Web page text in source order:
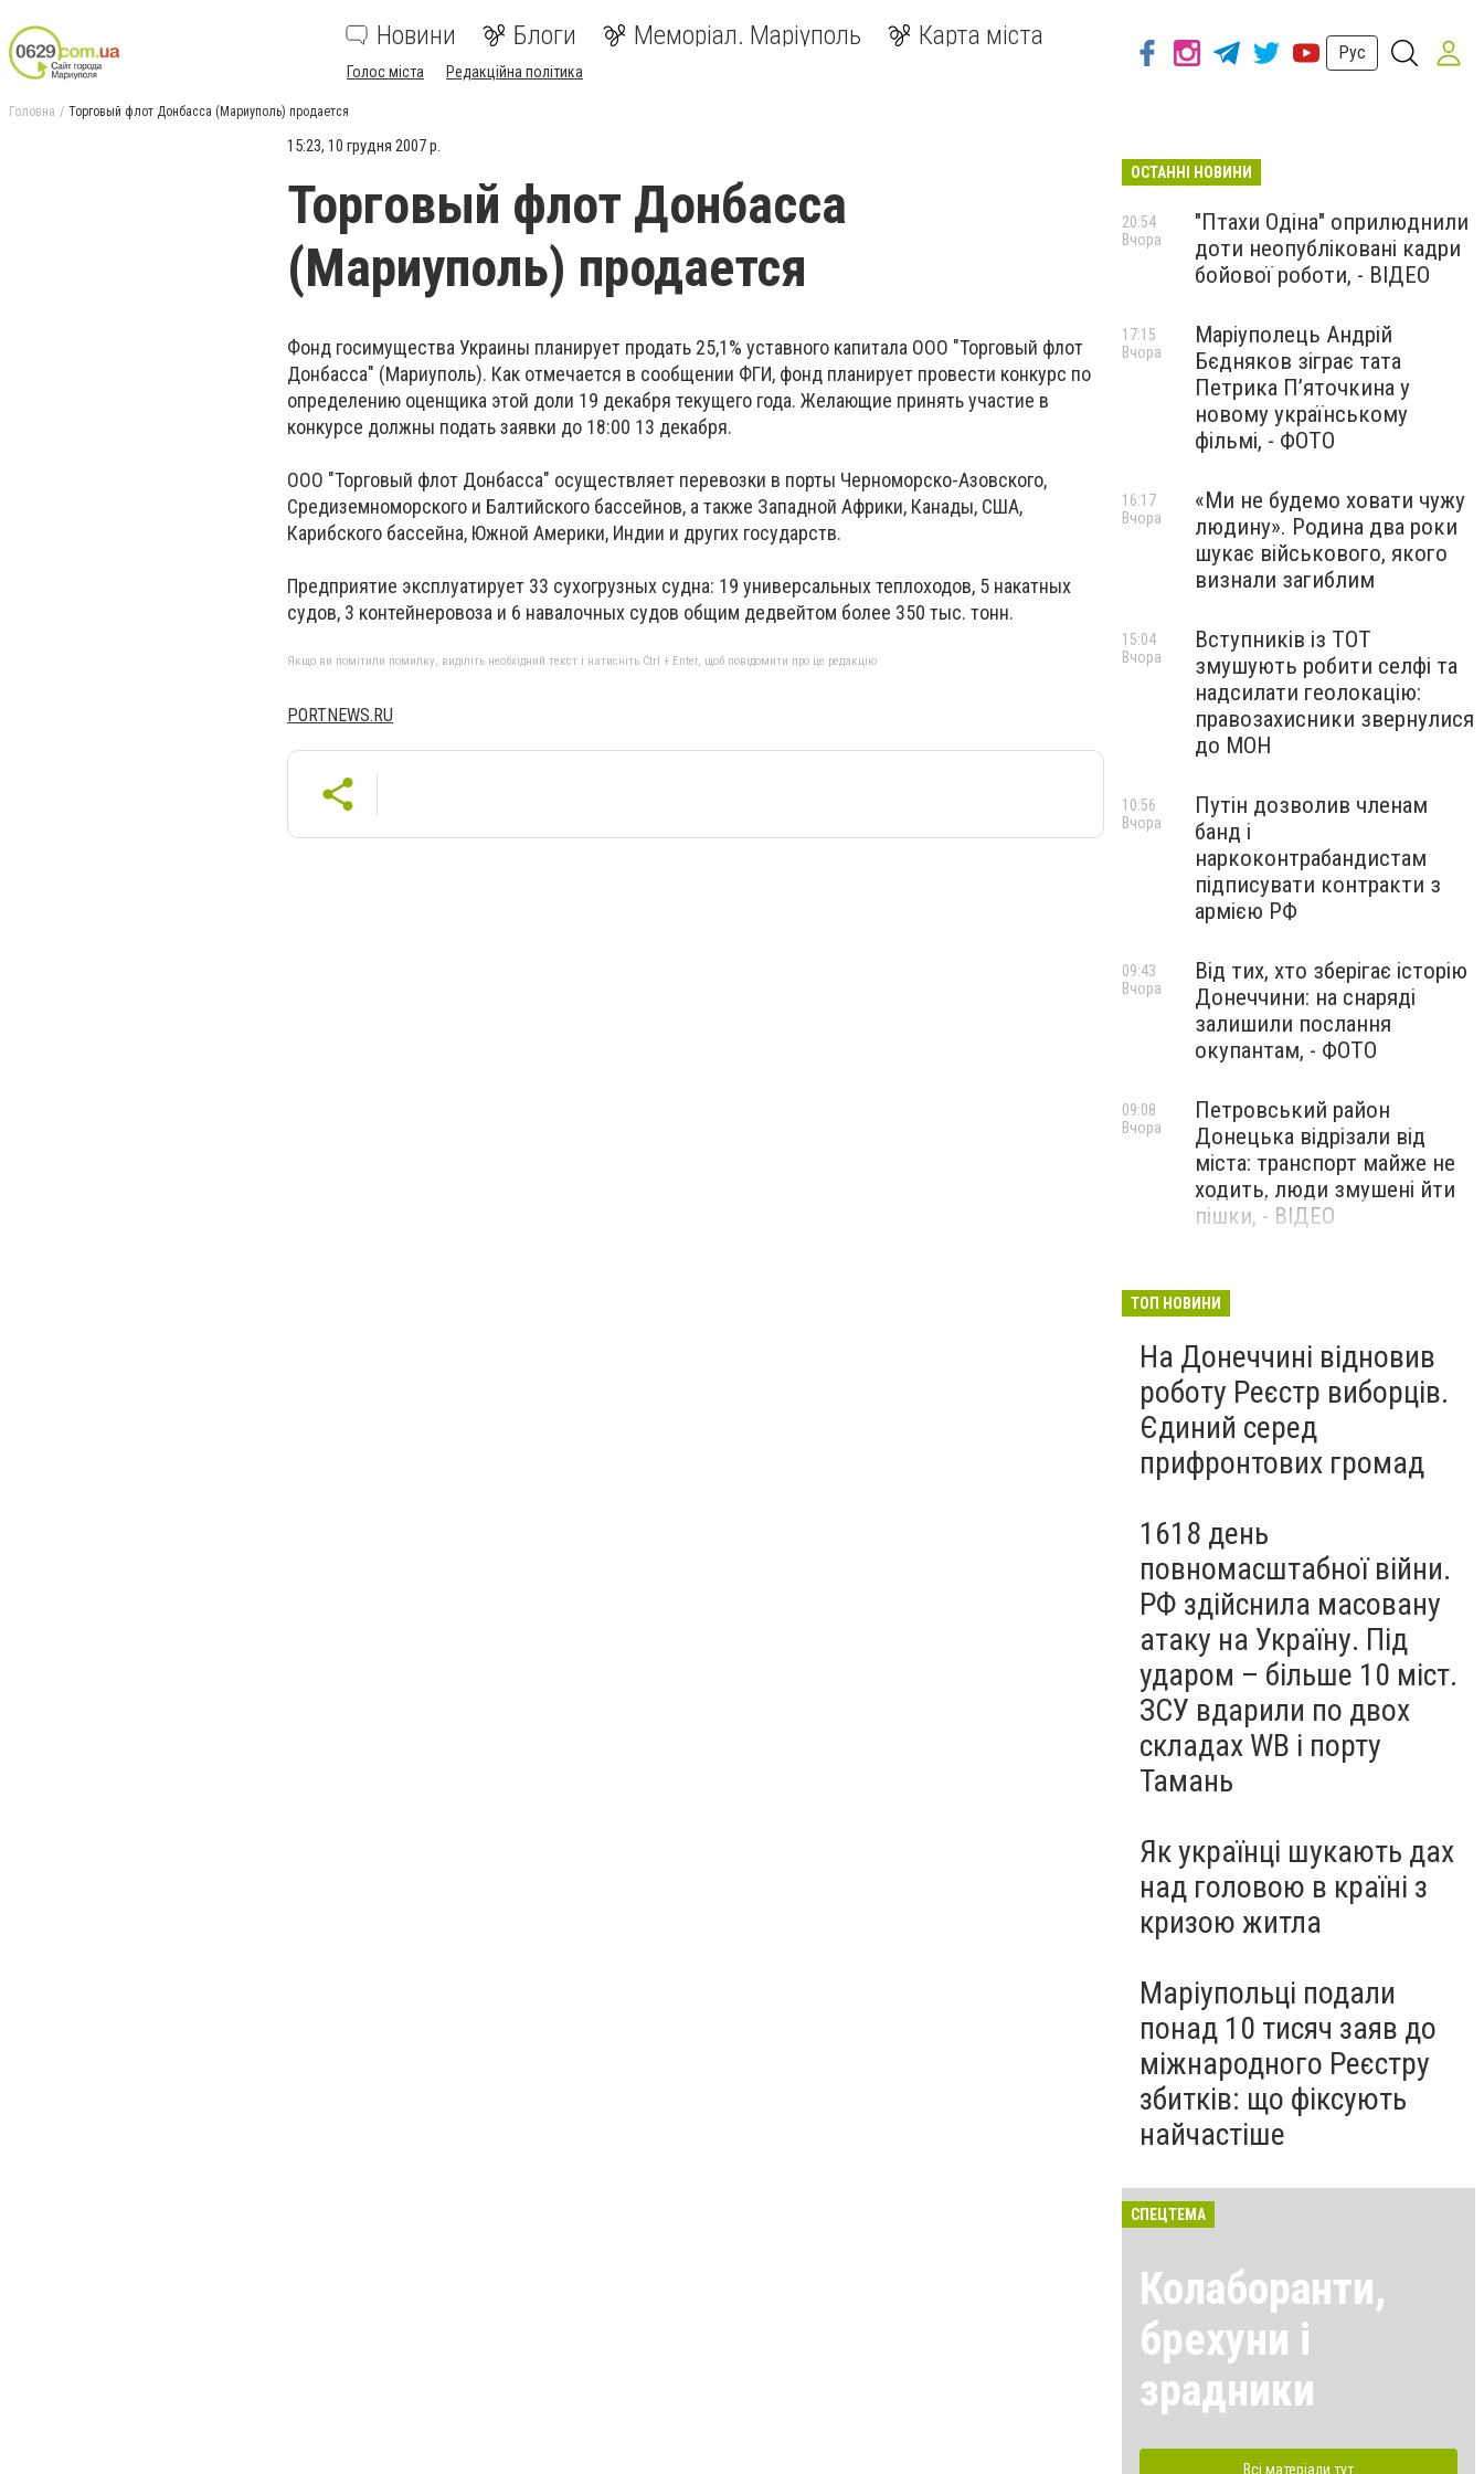
Новини Блоги Меморіал. Маріуполь Карта міста
Голос міста Редакційна політика
Рус
Головна Торговый флот Донбасса (Мариуполь) продается
15:23, 10 грудня 2007 р.
Торговый флот Донбасса
(Мариуполь) продается
Фонд госимущества Украины планирует продать 25,1% уставного капитала ООО "Торговый флот
Донбасса" (Мариуполь). Как отмечается в сообщении ФГИ, фонд планирует провести конкурс по
определению оценщика этой доли 19 декабря текущего года. Желающие принять участие в
конкурсе должны подать заявки до 18:00 13 декабря.
ООО "Торговый флот Донбасса" осуществляет перевозки в порты Черноморско-Азовского,
Средиземноморского и Балтийского бассейнов, а также Западной Африки, Канады, США,
Карибского бассейна, Южной Америки, Индии и других государств.
Предприятие эксплуатирует 33 сухогрузных судна: 19 универсальных теплоходов, 5 накатных
судов, 3 контейнеровоза и 6 навалочных судов общим дедвейтом более 350 тыс. тонн.
Якщо ви помітили помилку, виділіть необхідний текст і натисніть Ctrl + Enter, щоб повідомити про це редакцію
PORTNEWS.RU
ОСТАННІ НОВИНИ
"Птахи Одіна" оприлюднили
доти неопубліковані кадри
бойової роботи, - ВІДЕО
20:54
Вчора
Маріуполець Андрій
Бєдняков зіграє тата
Петрика П’яточкина у
новому українському
фільмі, - ФОТО
17:15
Вчора
«Ми не будемо ховати чужу
людину». Родина два роки
шукає військового, якого
визнали загиблим
16:17
Вчора
Вступників із ТОТ
змушують робити селфі та
надсилати геолокацію:
правозахисники звернулися
до МОН
15:04
Вчора
Путін дозволив членам
банд і
наркоконтрабандистам
підписувати контракти з
армією РФ
10:56
Вчора
Від тих, хто зберігає історію
Донеччини: на снаряді
залишили послання
окупантам, - ФОТО
09:43
Вчора
Петровський район
Донецька відрізали від
міста: транспорт майже не
ходить, люди змушені йти
пішки, - ВІДЕО
09:08
Вчора
війни. РФ вдарила
столиці. 15 людей загинули.
В Росії палають
енергопідстанції та
черговий WB
Вчора
ТОП НОВИНИ
На Донеччині відновив
роботу Реєстр виборців.
Єдиний серед
прифронтових громад
1618 день
повномасштабної війни.
РФ здійснила масовану
атаку на Україну. Під
ударом – більше 10 міст.
ЗСУ вдарили по двох
складах WB і порту
Тамань
Як українці шукають дах
над головою в країні з
кризою житла
Маріупольці подали
понад 10 тисяч заяв до
міжнародного Реєстру
збитків: що фіксують
найчастіше
СПЕЦТЕМА
Колаборанти,
брехуни і
зрадники
Всі матеріали тут